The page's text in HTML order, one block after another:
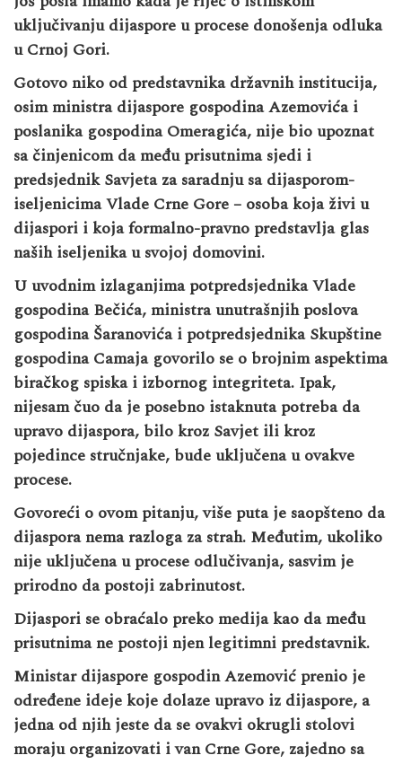
uključivanju dijaspore u procese donošenja odluka
u Crnoj Gori.
Gotovo niko od predstavnika državnih institucija,
osim ministra dijaspore gospodina Azemovića i
poslanika gospodina Omeragića, nije bio upoznat
sa činjenicom da među prisutnima sjedi i
predsjednik Savjeta za saradnju sa dijasporom-
iseljenicima Vlade Crne Gore – osoba koja živi u
dijaspori i koja formalno-pravno predstavlja glas
naših iseljenika u svojoj domovini.
U uvodnim izlaganjima potpredsjednika Vlade
gospodina Bečića, ministra unutrašnjih poslova
gospodina Šaranovića i potpredsjednika Skupštine
gospodina Camaja govorilo se o brojnim aspektima
biračkog spiska i izbornog integriteta. Ipak,
nijesam čuo da je posebno istaknuta potreba da
upravo dijaspora, bilo kroz Savjet ili kroz
pojedince stručnjake, bude uključena u ovakve
procese.
Govoreći o ovom pitanju, više puta je saopšteno da
dijaspora nema razloga za strah. Međutim, ukoliko
nije uključena u procese odlučivanja, sasvim je
prirodno da postoji zabrinutost.
Dijaspori se obraćalo preko medija kao da među
prisutnima ne postoji njen legitimni predstavnik.
Ministar dijaspore gospodin Azemović prenio je
određene ideje koje dolaze upravo iz dijaspore, a
jedna od njih jeste da se ovakvi okrugli stolovi
moraju organizovati i van Crne Gore, zajedno sa